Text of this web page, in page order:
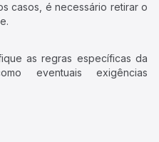
casos, é necessário retirar o
as regras específicas da
eventuais exigências